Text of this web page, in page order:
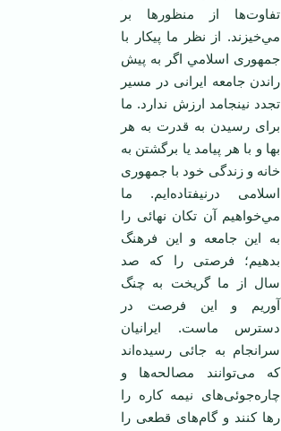
تفاوت‌ها از منظورها بر
مي‌خيزند. از نظر ما پيكار با
جمهوری اسلامي اگر به پيش
راندن جامعه ايرانی در مسير
تجدد نينجامد ارزش ندارد. ما
برای رسيدن به قدرت به هر
بها و با هر پيامد يا برگشتن به
خانه و زندگی خود با جمهوری
اسلامی ‌درنيفتاده‌ايم. ما
مي‌خواهيم آن تكان نهائی را
به اين جامعه و اين فرهنگ
بدهيم؛ فرصتی را كه صد
سال از ما گريخت به چنگ
آوريم و اين فرصت در
دسترس ماست. ايرانيان
سرانجام به جائی رسيده‌اند
كه می‌توانند مصالحه‌ها و
چاره‌جوئی‌های نيمه كاره را
رها كنند و گام‌های قطعی را